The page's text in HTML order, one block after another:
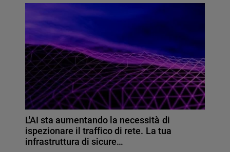
L'AI sta aumentando la necessità di
ispezionare il traffico di rete. La tua
infrastruttura di sicure…